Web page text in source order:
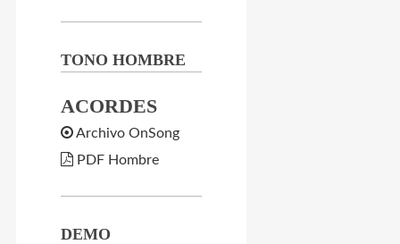
TONO HOMBRE
ACORDES
Archivo OnSong
PDF Hombre
DEMO